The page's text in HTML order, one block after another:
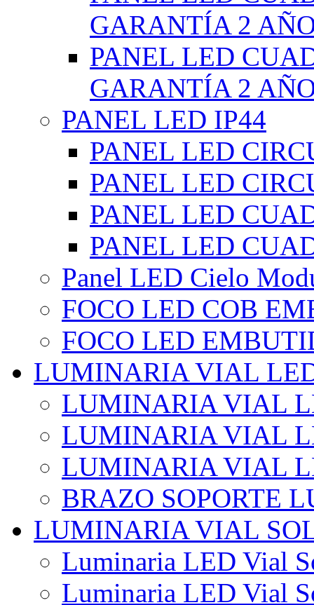
GARANTÍA 2
PANEL LED
GARANTÍA 2
PANEL LED IP44
PANEL LED
PANEL LED
PANEL LED
PANEL LED
Panel LED Cielo
FOCO LED COB
FOCO LED
LUMINARIA VIAL
LUMINARIA VIAL
LUMINARIA VIAL
LUMINARIA VIAL
BRAZO SOPORTE
LUMINARIA VIAL
Luminaria LED Vial
Luminaria LED Vial